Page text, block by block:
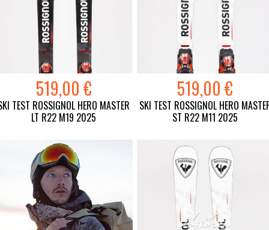
519,00 €
TEST ROSSIGNOL HERO MASTER
LT R22 M19 2025
519,00 €
SKI TEST ROSSIGNOL HERO
ST R22 M11 2025